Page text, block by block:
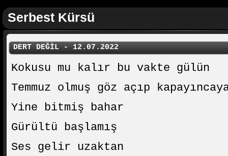
Serbest Kürsü
DERT DEĞİL - 12.07.2022
Kokusu mu kalır bu vakte gülün
Temmuz olmuş göz açıp
Yine bitmiş bahar
Gürültü başlamış
Ses gelir uzaktan